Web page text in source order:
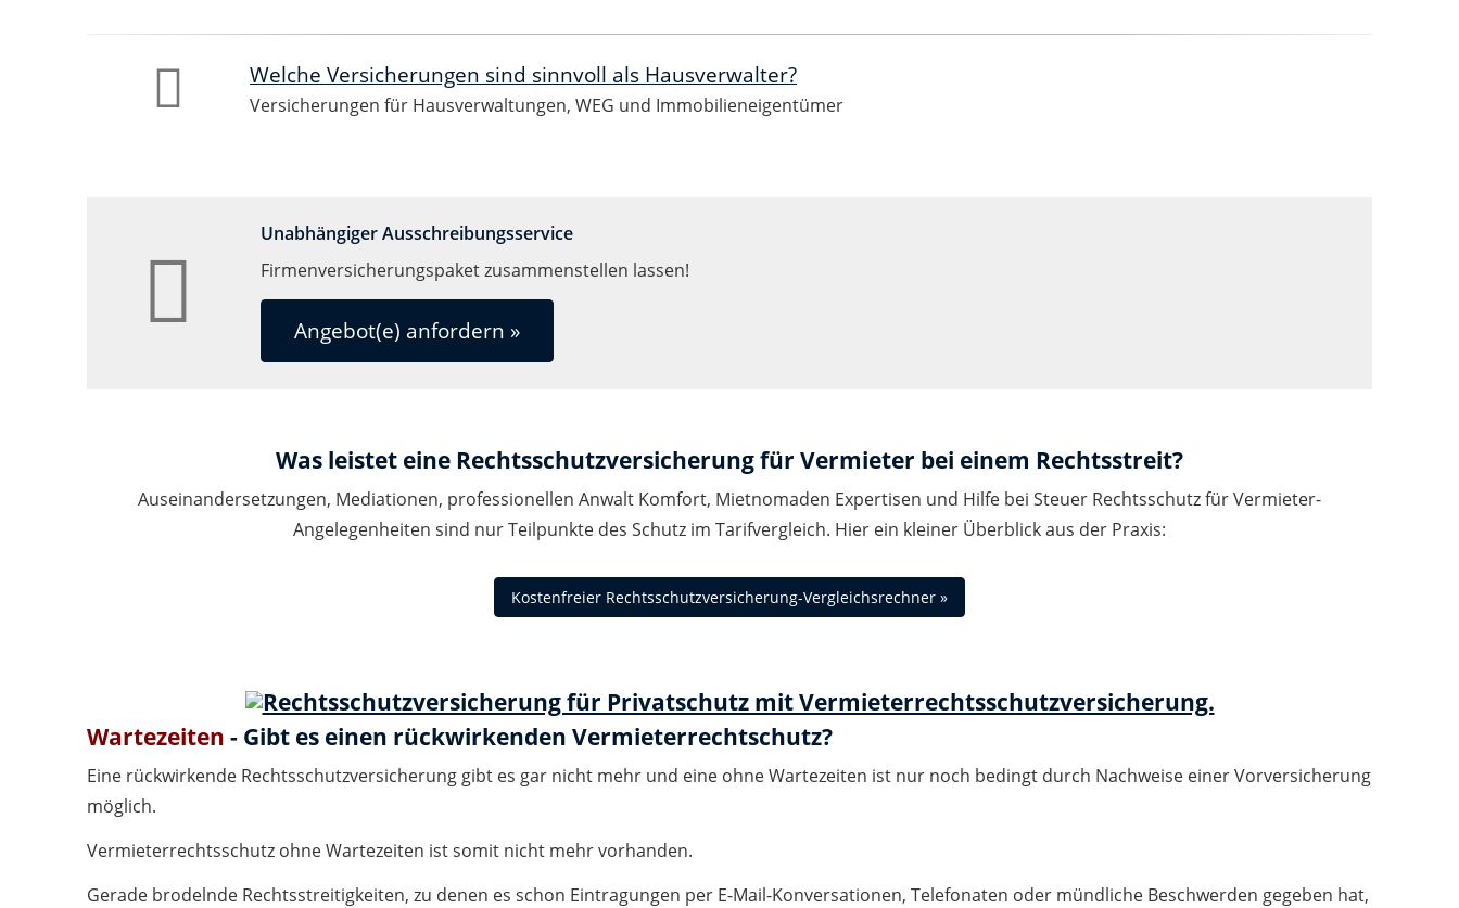
Welche Versicherungen sind sinnvoll als Hausverwalter?
Versicherungen für Hausverwaltungen, WEG und Immobilieneigentümer
Unabhängiger Ausschreibungsservice
Firmenversicherungspaket zusammenstellen lassen!
Angebot(e) anfordern »
Was leistet eine Rechtsschutzversicherung für Vermieter bei einem Rechtsstreit?
Auseinandersetzungen, Mediationen, professionellen Anwalt Komfort, Mietnomaden Expertisen und Hilfe bei Steuer Rechtsschutz für Vermieter-
Angelegenheiten sind nur Teilpunkte des Schutz im Tarifvergleich. Hier ein kleiner Überblick aus der Praxis:
Kostenfreier Rechtsschutzversicherung-Vergleichsrechner »
Wartezeiten - Gibt es einen rückwirkenden Vermieterrechtschutz?
Eine rückwirkende Rechtsschutzversicherung gibt es gar nicht mehr und eine ohne Wartezeiten ist nur noch bedingt durch Nachweise einer Vorversicherung
möglich.
Vermieterrechtsschutz ohne Wartezeiten ist somit nicht mehr vorhanden.
Gerade brodelnde Rechtsstreitigkeiten, zu denen es schon Eintragungen per E-Mail-Konversationen, Telefonaten oder mündliche Beschwerden gegeben hat,